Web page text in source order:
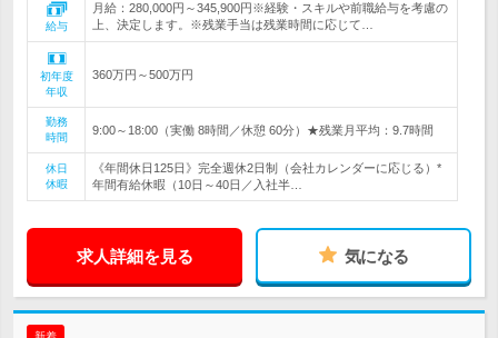
給与
月給：280,000円～345,900円※経験・スキルや前職給与を考慮の
上、決定します。※残業手当は残業時間に応じて…
初年度
年収
360万円～500万円
勤務
時間
9:00～18:00（実働 8時間／休憩 60分）★残業月平均：9.7時間
休日
休暇
《年間休日125日》完全週休2日制（会社カレンダーに応じる）*
年間有給休暇（10日～40日／入社半…
求人詳細を見る 気になる